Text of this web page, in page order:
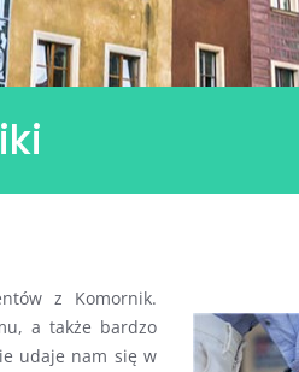
z Komornik.
a także bardzo
udaje nam się w